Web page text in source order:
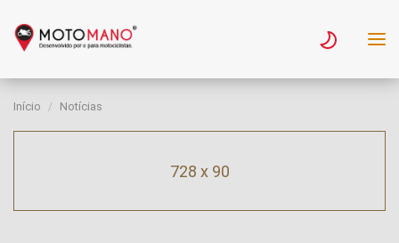
Início Notícias
728 x 90